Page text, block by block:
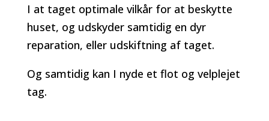
I at taget optimale vilkår for at beskytte
huset, og udskyder samtidig en dyr
reparation, eller udskiftning af taget.
Og samtidig kan I nyde et flot og velplejet
tag.